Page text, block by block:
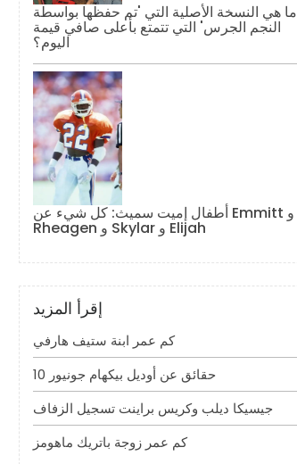
ما هي النسخة الأصلية التي 'تم حفظها بواسطة
النجم الجرس' التي تتمتع بأعلى صافي قيمة
اليوم؟
أطفال إميت سميث: كل شيء عن Emmitt و
Rheagen و Skylar و Elijah
إقرأ المزيد
كم عمر ابنة ستيف هارفي
10 حقائق عن أوديل بيكهام جونيور
جيسيكا ديلب وكريس براينت تسجيل الزفاف
كم عمر زوجة باتريك ماهومز